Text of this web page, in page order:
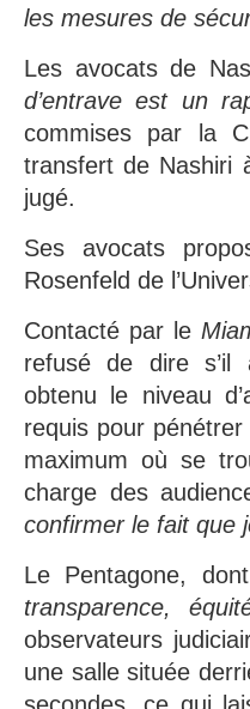
les mesures de
Les avocats de
d’entrave est un
commises par la
transfert de Nashiri
jugé.
Ses avocats
Rosenfeld de
Contacté par le
refusé de dire s’il
obtenu le niveau
requis pour
maximum où se
charge des
confirmer le fait que
Le Pentagone,
transparence,
observateurs
une salle située